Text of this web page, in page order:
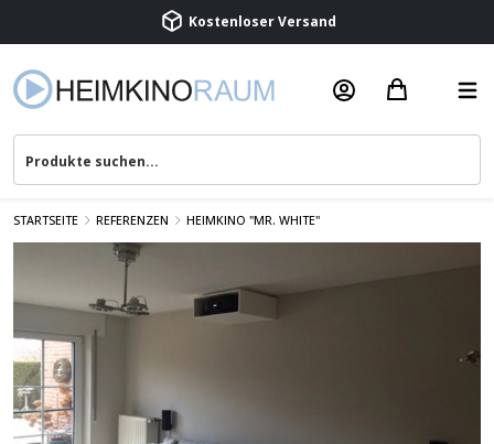
Kostenloser Versand
Beratung & Service
STARTSEITE REFERENZEN HEIMKINO "MR. WHITE"